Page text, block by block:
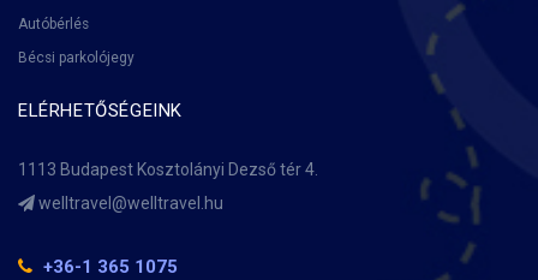
Autóbérlés
Bécsi parkolójegy
ELÉRHETŐSÉGEINK
1113 Budapest Kosztolányi Dezső tér 4.
+36-1 365 1075